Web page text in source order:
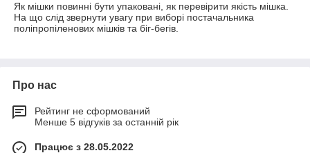
Як мішки повинні бути упаковані, як перевірити якість мішка.
На що слід звернути увагу при виборі постачальника
поліпропіленових мішків та біг-бегів.
Про нас
Рейтинг не сформований
Менше 5 відгуків за останній рік
Працює з 28.05.2022